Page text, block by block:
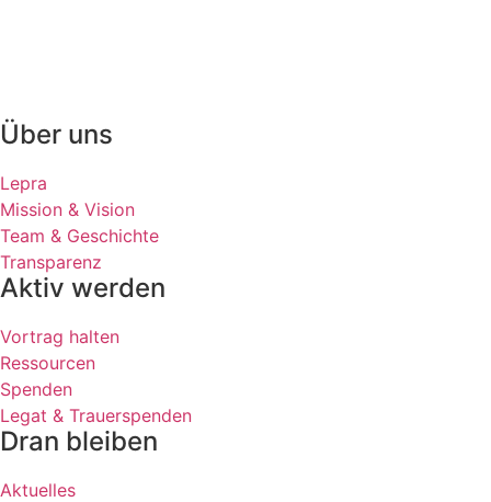
Über uns
Lepra
Mission & Vision
Team & Geschichte
Transparenz
Aktiv werden
Vortrag halten
Ressourcen
Spenden
Legat & Trauerspenden
Dran bleiben
Aktuelles